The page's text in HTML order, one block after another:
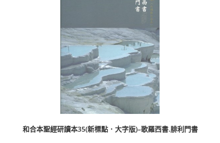
和合本聖經研讀本35(新標點．大字版)–歌羅西書.腓利門書